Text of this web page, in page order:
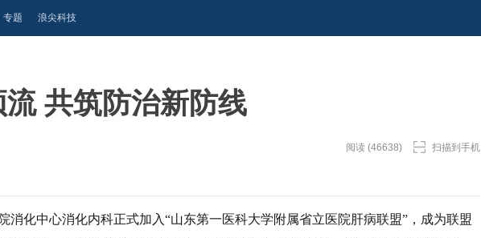
专题 浪尖科技
共筑防治新防线
阅读 (46638) 扫描到手机
消化中心消化内科正式加入“山东第一医科大学附属省立医院肝病联盟”，成为联盟